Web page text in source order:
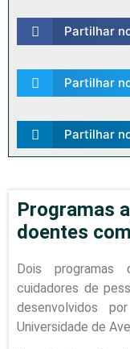
Partilhar
Partilhar
Partilhar
Programas
doentes
Dois
cuidadores de
desenvolvidos
Universidade de